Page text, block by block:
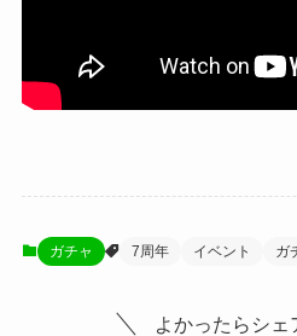
ガチャ 7周年 イベント ガ
よかったらシェ